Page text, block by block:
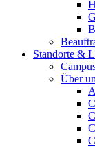
Standorte &
Über